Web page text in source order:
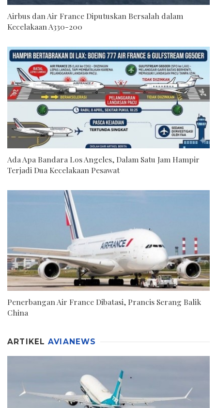
Airbus dan Air France Diputuskan Bersalah dalam
Kecelakaan A330-200
Ada Apa Bandara Los Angeles, Dalam Satu Jam Hampir
Terjadi Dua Kecelakaan Pesawat
Penerbangan Air France Dibatasi, Prancis Serang Balik
China
ARTIKEL AVIANEWS